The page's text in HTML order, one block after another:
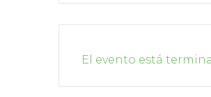
El evento está